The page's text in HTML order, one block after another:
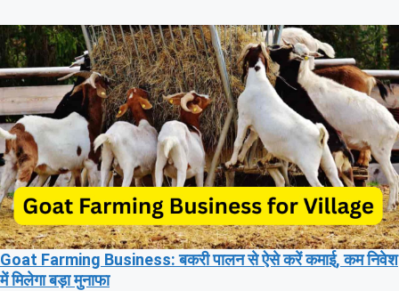
Goat Farming Business: बकरी पालन से ऐसे करें कमाई, कम निवेश
में मिलेगा बड़ा मुनाफा